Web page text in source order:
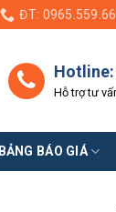
ĐT:
Hotline:
Hỗ trợ tư
BẢNG BÁO GIÁ